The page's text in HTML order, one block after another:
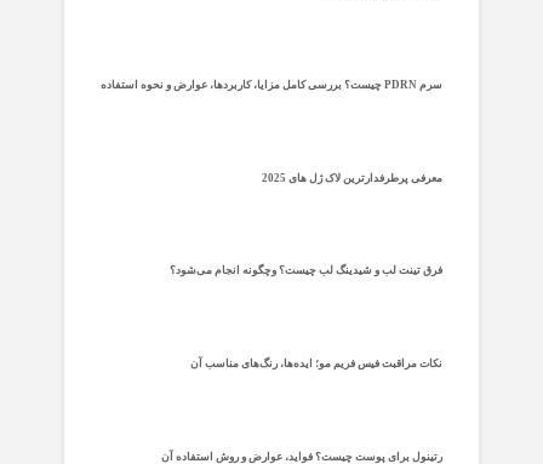
سرم PDRN چیست؟ بررسی کامل مزایا، کاربردها، عوارض و نحوه استفاده
معرفی پرطرفدارترین لاک ژل های 2025
فرق تینت لب و شیدینگ لب چیست؟ وچگونه انجام می‌شود؟
نکات مراقبت فیس فریم مو؛ ایده‌ها، رنگ‌های مناسب آن
رتینول برای پوست چیست؟ فواید، عوارض و روش استفاده آن